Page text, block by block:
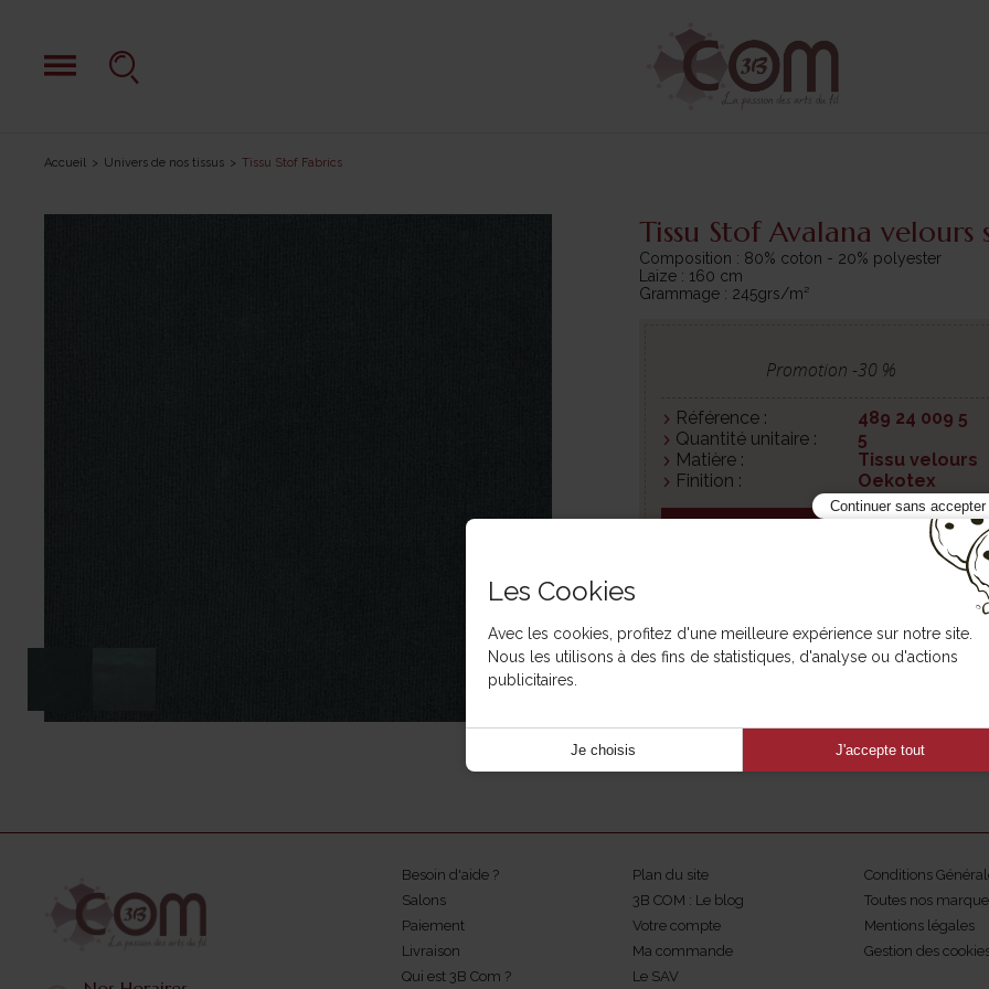
Accueil Univers de nos tissus Tissu Stof Fabrics
Tissu Stof Avalana
Composition : 80% coton - 20% polyester
Laize : 160 cm
Grammage : 245grs/m²
Promotion -30 %
Référence :
489 24 009 5
Quantité unitaire :
5
Matière :
Tissu velours
Finition :
Oekotex
Besoin d'aide ?
Salons
Paiement
Livraison
Qui est 3B Com ?
Plan du site
3B COM : Le blog
Votre compte
Ma commande
Le SAV
Conditions
Toutes nos
Mentions légales
Gestion des
Continuer sans accepter
Les Cookies
Avec les cookies, profitez d'une meilleure expérience sur notre site.
Nous les utilisons à des fins de statistiques, d'analyse ou d'actions
publicitaires.
Je choisis J'accepte tout